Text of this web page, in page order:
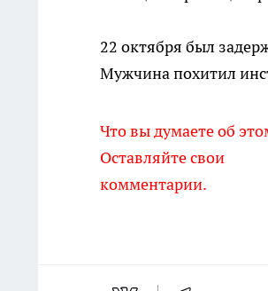
22 октября был
Мужчина похитил
Что вы думаете об
Оставляйте свои
комментарии.